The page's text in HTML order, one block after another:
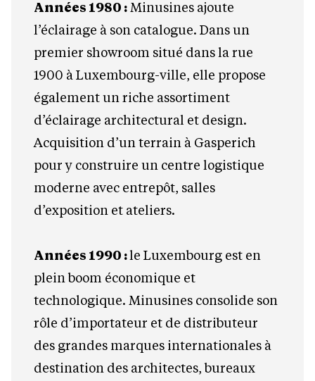
Années 1980 :Minusines ajoute
l’éclairage à son catalogue. Dans un
premier showroom situé dans la rue
1900 à Luxembourg-ville, elle propose
également un riche assortiment
d’éclairage architectural et design.
Acquisition d’un terrain à Gasperich
pour y construire un centre logistique
moderne avec entrepôt, salles
d’exposition et ateliers.
Années 1990 :le Luxembourg est en
plein boom économique et
technologique. Minusines consolide son
rôle d’importateur et de distributeur
des grandes marques internationales à
destination des architectes, bureaux